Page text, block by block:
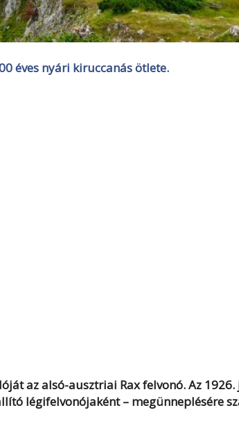
éves nyári kiruccanás ötlete.
az alsó-ausztriai Rax felvonó. Az
légifelvonójaként – megünneplésére